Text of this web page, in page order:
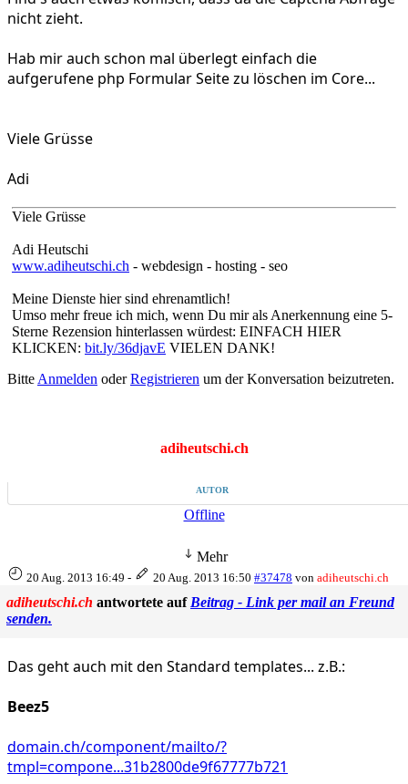
nicht zieht.
Hab mir auch schon mal überlegt einfach die
aufgerufene php Formular Seite zu löschen im Core...
Viele Grüsse
Adi
Viele Grüsse
Adi Heutschi
www.adiheutschi.ch - webdesign - hosting - seo
Meine Dienste hier sind ehrenamtlich!
Umso mehr freue ich mich, wenn Du mir als Anerkennung eine 5-
Sterne Rezension hinterlassen würdest: EINFACH HIER
KLICKEN: bit.ly/36djavE VIELEN DANK!
Bitte Anmelden oderRegistrieren um der Konversation beizutreten.
adiheutschi.ch
AUTOR
Offline
Mehr
20 Aug. 2013 16:49 - 20 Aug. 2013 16:50 #37478 von adiheutschi.ch
adiheutschi.ch antwortete auf Beitrag - Link per mail an Freund
senden.
Das geht auch mit den Standard templates... z.B.:
Beez5
domain.ch/component/mailto/?
tmpl=compone...31b2800de9f67777b721